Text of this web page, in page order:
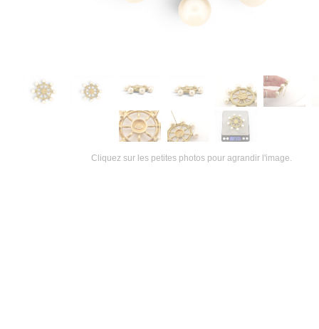
Cliquez sur les petites photos pour agrandir l'image.